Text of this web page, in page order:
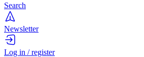
Search
Newsletter
Log in / register